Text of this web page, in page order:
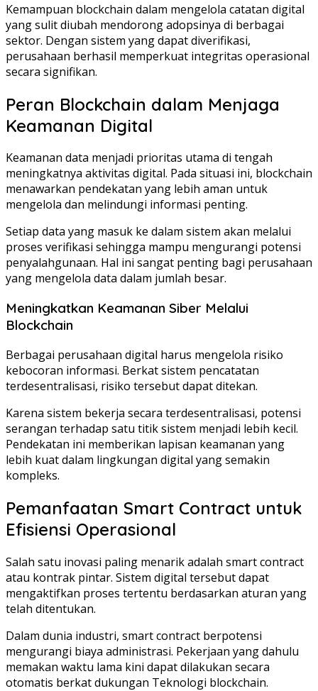
Kemampuan blockchain dalam mengelola catatan digital
yang sulit diubah mendorong adopsinya di berbagai
sektor. Dengan sistem yang dapat diverifikasi,
perusahaan berhasil memperkuat integritas operasional
secara signifikan.
Peran Blockchain dalam Menjaga
Keamanan Digital
Keamanan data menjadi prioritas utama di tengah
meningkatnya aktivitas digital. Pada situasi ini, blockchain
menawarkan pendekatan yang lebih aman untuk
mengelola dan melindungi informasi penting.
Setiap data yang masuk ke dalam sistem akan melalui
proses verifikasi sehingga mampu mengurangi potensi
penyalahgunaan. Hal ini sangat penting bagi perusahaan
yang mengelola data dalam jumlah besar.
Meningkatkan Keamanan Siber Melalui
Blockchain
Berbagai perusahaan digital harus mengelola risiko
kebocoran informasi. Berkat sistem pencatatan
terdesentralisasi, risiko tersebut dapat ditekan.
Karena sistem bekerja secara terdesentralisasi, potensi
serangan terhadap satu titik sistem menjadi lebih kecil.
Pendekatan ini memberikan lapisan keamanan yang
lebih kuat dalam lingkungan digital yang semakin
kompleks.
Pemanfaatan Smart Contract untuk
Efisiensi Operasional
Salah satu inovasi paling menarik adalah smart contract
atau kontrak pintar. Sistem digital tersebut dapat
mengaktifkan proses tertentu berdasarkan aturan yang
telah ditentukan.
Dalam dunia industri, smart contract berpotensi
mengurangi biaya administrasi. Pekerjaan yang dahulu
memakan waktu lama kini dapat dilakukan secara
otomatis berkat dukungan Teknologi blockchain.